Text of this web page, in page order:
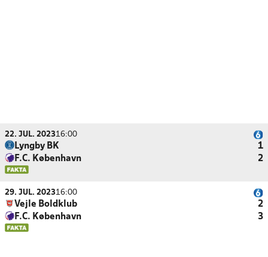
22. JUL. 202316:00
Lyngby BK
1
F.C. København
2
29. JUL. 202316:00
Vejle Boldklub
2
F.C. København
3